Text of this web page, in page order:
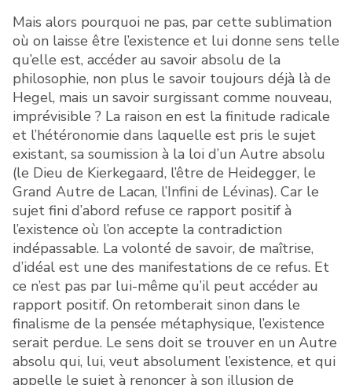
Mais alors pourquoi ne pas, par cette sublimation
où on laisse être l’existence et lui donne sens telle
qu’elle est, accéder au savoir absolu de la
philosophie, non plus le savoir toujours déjà là de
Hegel, mais un savoir surgissant comme nouveau,
imprévisible ? La raison en est la finitude radicale
et l’hétéronomie dans laquelle est pris le sujet
existant, sa soumission à la loi d’un Autre absolu
(le Dieu de Kierkegaard, l’être de Heidegger, le
Grand Autre de Lacan, l’Infini de Lévinas). Car le
sujet fini d’abord refuse ce rapport positif à
l’existence où l’on accepte la contradiction
indépassable. La volonté de savoir, de maîtrise,
d’idéal est une des manifestations de ce refus. Et
ce n’est pas par lui-même qu’il peut accéder au
rapport positif. On retomberait sinon dans le
finalisme de la pensée métaphysique, l’existence
serait perdue. Le sens doit se trouver en un Autre
absolu qui, lui, veut absolument l’existence, et qui
appelle le sujet à renoncer à son illusion de